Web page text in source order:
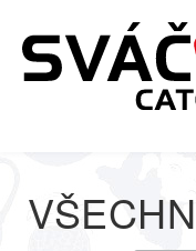
Domů VŠECHNY